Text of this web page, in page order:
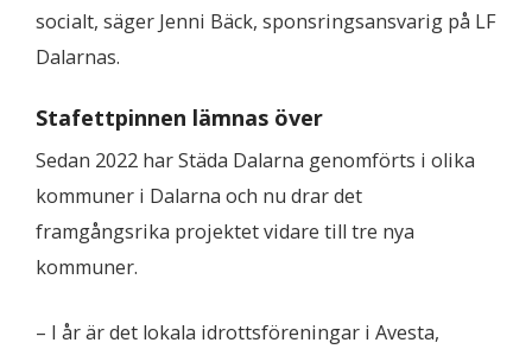
socialt, säger Jenni Bäck, sponsringsansvarig på LF
Dalarnas.
Stafettpinnen lämnas över
Sedan 2022 har Städa Dalarna genomförts i olika
kommuner i Dalarna och nu drar det
framgångsrika projektet vidare till tre nya
kommuner.
– I år är det lokala idrottsföreningar i Avesta,